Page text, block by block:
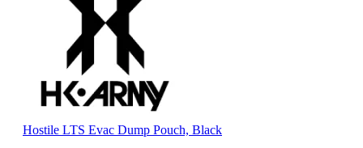
Hostile LTS Evac Dump Pouch, Black